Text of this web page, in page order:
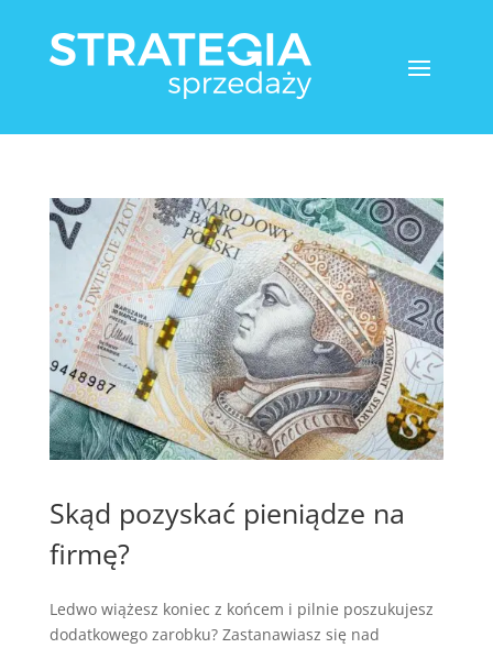
Skąd pozyskać pieniądze na
firmę?
Ledwo wiążesz koniec z końcem i pilnie poszukujesz
dodatkowego zarobku? Zastanawiasz się nad